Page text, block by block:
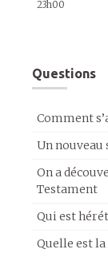
23h00
Questions
Comment
Un nouveau
On a
Testament
Qui est
Quelle est